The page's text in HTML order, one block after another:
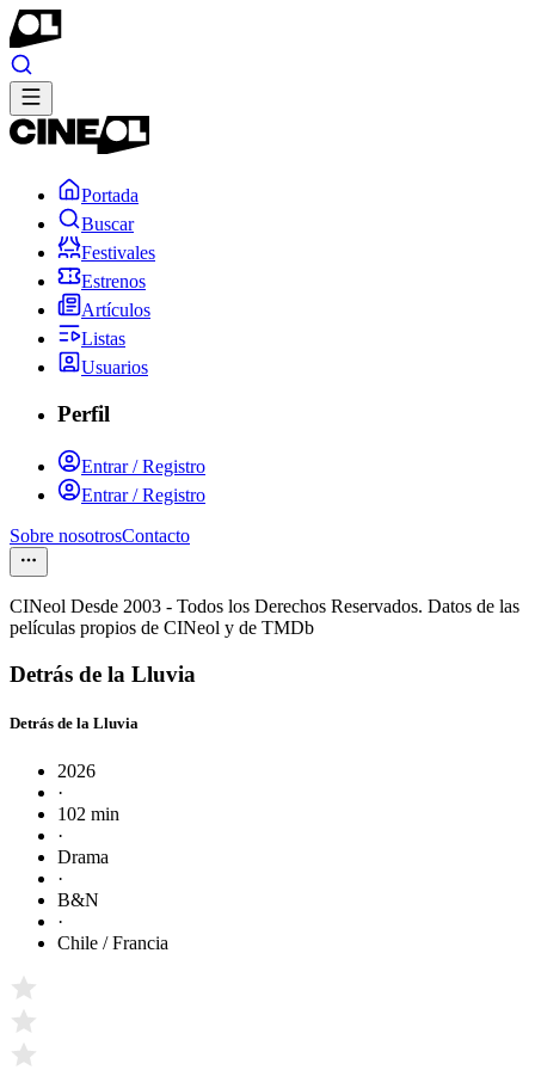
Portada
Buscar
Festivales
Estrenos
Artículos
Listas
Usuarios
Perfil
Entrar / Registro
Entrar / Registro
Sobre nosotrosContacto
CINeol Desde 2003 - Todos los Derechos Reservados. Datos de las
películas propios de CINeol y de TMDb
Detrás de la Lluvia
Detrás de la Lluvia
2026
·
102 min
·
Drama
·
B&N
·
Chile / Francia